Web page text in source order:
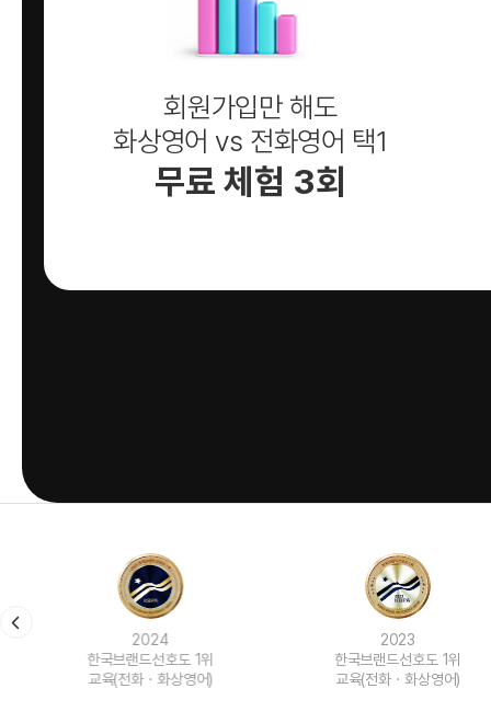
회원가입만 해도
화상영어 vs 전화영어 택1
무료 체험 3회
2024
한국브랜드선호도 1위
교육(전화ㆍ화상영어)
2023
한국브랜드선호도 1위
교육(전화ㆍ화상영어)